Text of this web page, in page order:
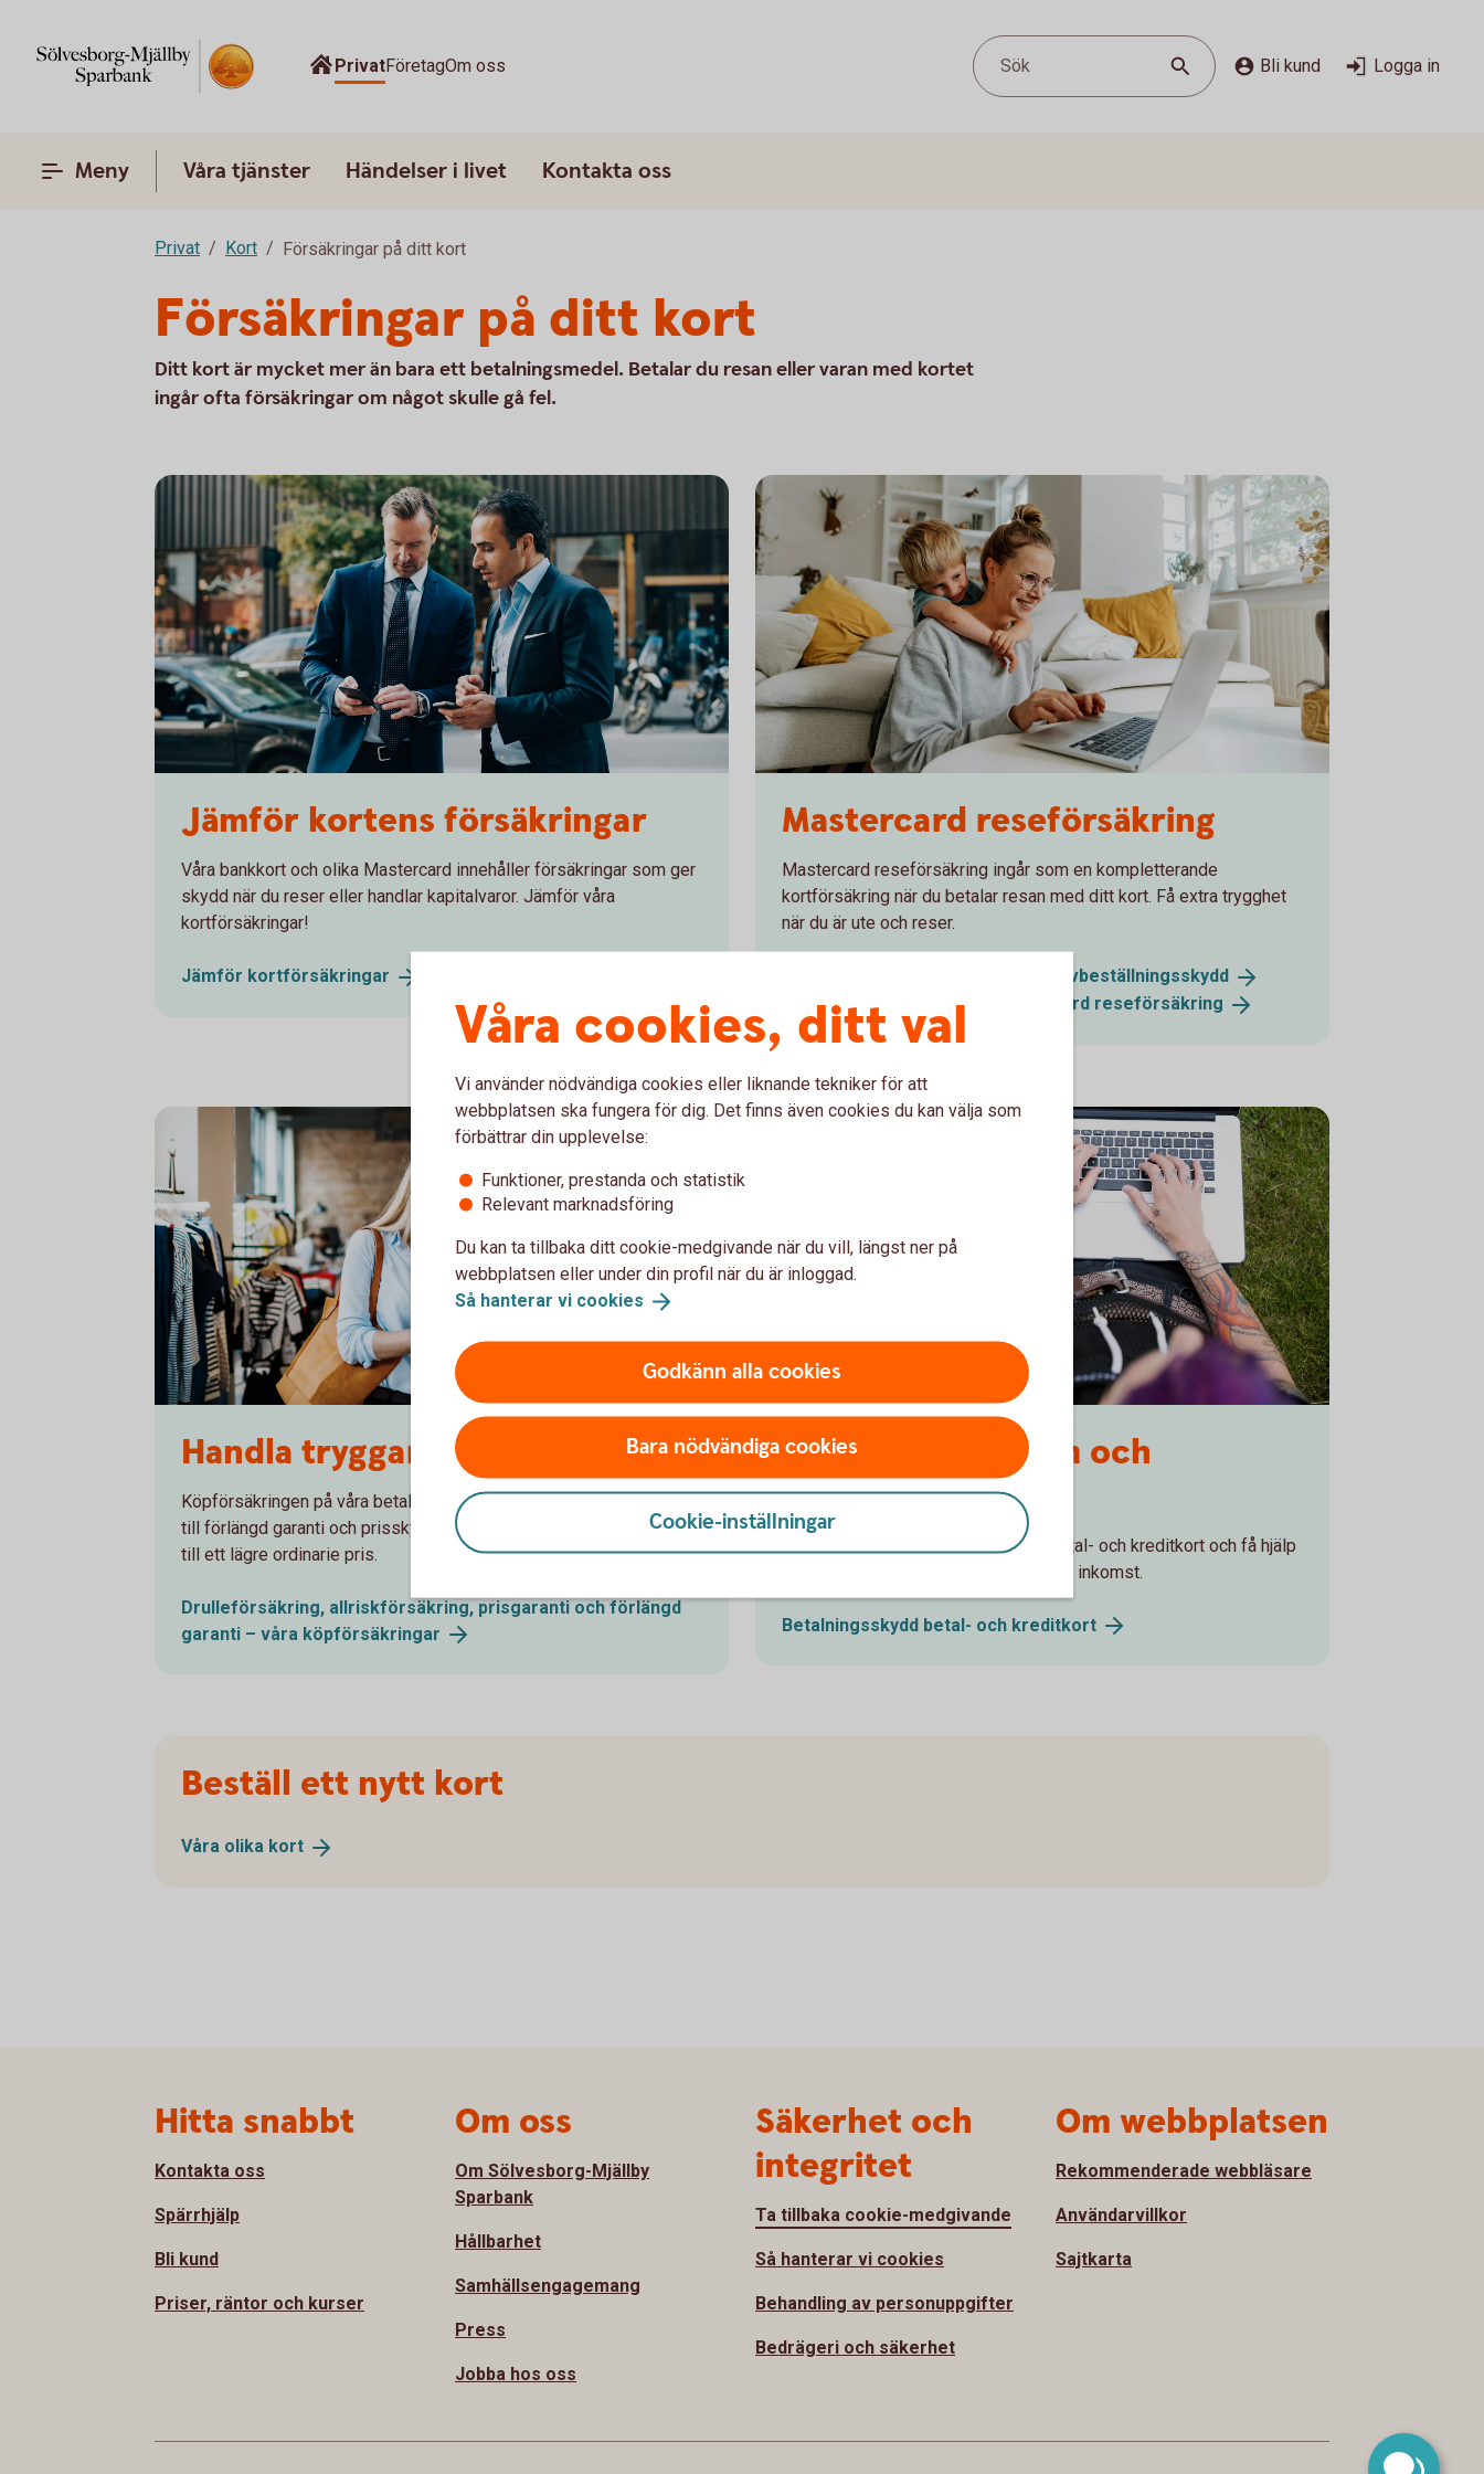
PrivatFöretagOm oss Sök Bli kund Logga in
Meny Våra tjänster Händelser i livet Kontakta oss
Privat Kort Försäkringar på ditt kort
Försäkringar på ditt kort
Ditt kort är mycket mer än bara ett betalningsmedel. Betalar du resan eller varan med kortet
ingår ofta försäkringar om något skulle gå fel.
Jämför kortens försäkringar
Våra bankkort och olika Mastercard innehåller försäkringar som ger
skydd när du reser eller handlar kapitalvaror. Jämför våra
kortförsäkringar!
Jämför kortförsäkringar
Mastercard reseförsäkring
Mastercard reseförsäkring ingår som en kompletterande
kortförsäkring när du betalar resan med ditt kort. Få extra trygghet
när du är ute och reser.
avbeställningsskydd
Betal- och kreditkortens Mastercard reseförsäkring
Handla tryggare med ditt kort
Köpförsäkringen på våra betal- och kreditkort kan ge dig möjlighet
till förlängd garanti och prisskyddsgaranti om du hittar samma vara
till ett lägre ordinarie pris.
Drulleförsäkring, allriskförsäkring, prisgaranti och förlängd
garanti – våra köpförsäkringar
664659685
Skydd vid sjukdom och
arbetslöshet
Ansök om betalningsskydd på ditt betal- och kreditkort och få hjälp
med fakturan om du plötsligt står utan inkomst.
Betalningsskydd betal- och kreditkort
Beställ ett nytt kort
Våra olika kort
Våra cookies, ditt val
Vi använder nödvändiga cookies eller liknande tekniker för att
webbplatsen ska fungera för dig. Det finns även cookies du kan välja som
förbättrar din upplevelse:
Funktioner, prestanda och statistik
Relevant marknadsföring
Du kan ta tillbaka ditt cookie-medgivande när du vill, längst ner på
webbplatsen eller under din profil när du är inloggad.
Så hanterar vi cookies
Godkänn alla cookies
Bara nödvändiga cookies
Cookie-inställningar
Hitta snabbt
Kontakta oss
Spärrhjälp
Bli kund
Priser, räntor och kurser
Om oss
Om Sölvesborg-Mjällby
Sparbank
Hållbarhet
Samhällsengagemang
Press
Jobba hos oss
Säkerhet och
integritet
Ta tillbaka cookie-medgivande
Så hanterar vi cookies
Behandling av personuppgifter
Bedrägeri och säkerhet
Om webbplatsen
Rekommenderade webbläsare
Användarvillkor
Sajtkarta